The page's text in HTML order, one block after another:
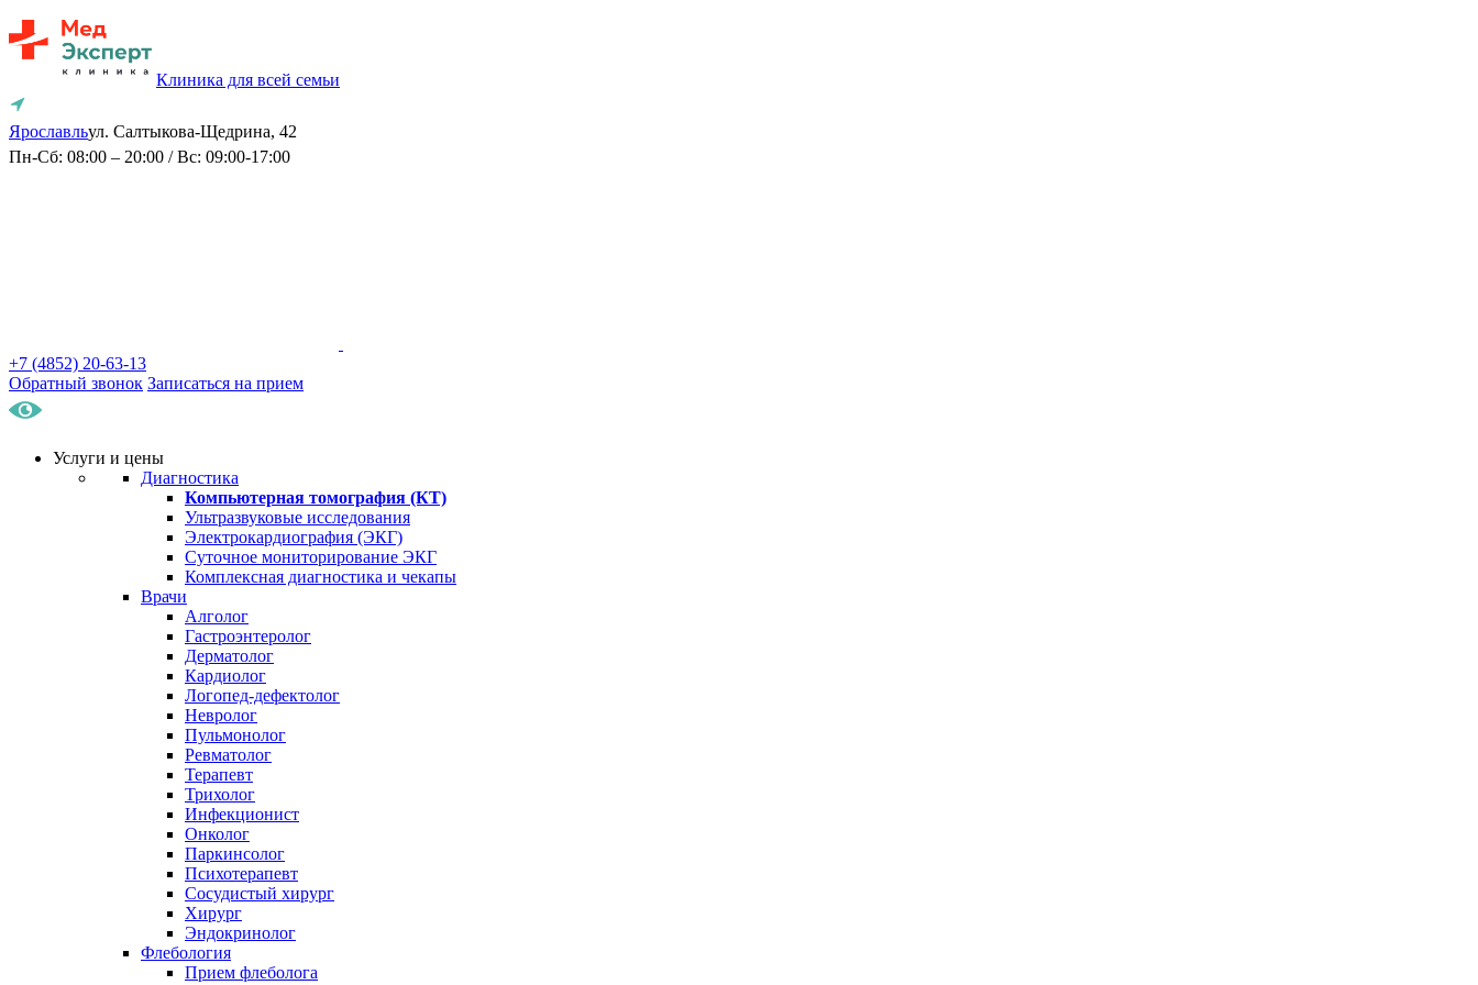
Клиника для всей семьи
Ярославльул. Салтыкова-Щедрина, 42
Пн-Сб: 08:00 – 20:00 / Вс: 09:00-17:00
+7 (4852) 20-63-13
Обратный звонок Записаться на прием
Услуги и цены
Диагностика
Компьютерная томография (КТ)
Ультразвуковые исследования
Электрокардиография (ЭКГ)
Суточное мониторирование ЭКГ
Комплексная диагностика и чекапы
Врачи
Алголог
Гастроэнтеролог
Дерматолог
Кардиолог
Логопед-дефектолог
Невролог
Пульмонолог
Ревматолог
Терапевт
Трихолог
Инфекционист
Онколог
Паркинсолог
Психотерапевт
Сосудистый хирург
Хирург
Эндокринолог
Флебология
Прием флеболога